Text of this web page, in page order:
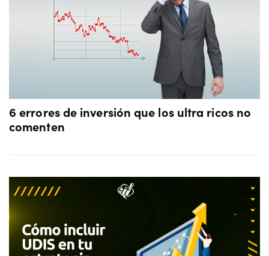
6 errores de inversión que los ultra ricos no
comenten